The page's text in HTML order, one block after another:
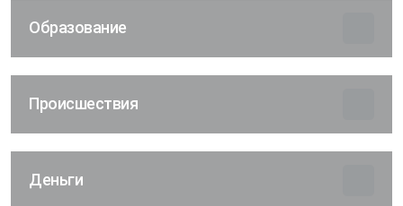
Образование
Происшествия
Деньги